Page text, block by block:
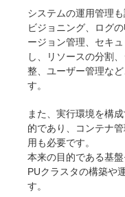
システムの運用管理
ビジョニング、ログ
ージョン管理、セキ
し、リソースの分割
整、ユーザー管理な
す。
また、実行環境を構
的であり、コンテナ
用も必要です。
本来の目的である基
PUクラスタの構築や
す。